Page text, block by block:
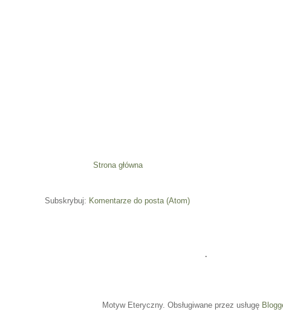
Strona główna
Subskrybuj: Komentarze do posta (Atom)
.
Motyw Eteryczny. Obsługiwane przez usługę